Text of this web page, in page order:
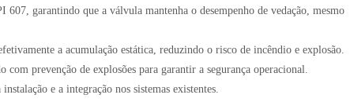
607, garantindo que a válvula mantenha o desempenho de vedação, mesmo
a acumulação estática, reduzindo o risco de incêndio e explosão.
com prevenção de explosões para garantir a segurança operacional.
e a integração nos sistemas existentes.